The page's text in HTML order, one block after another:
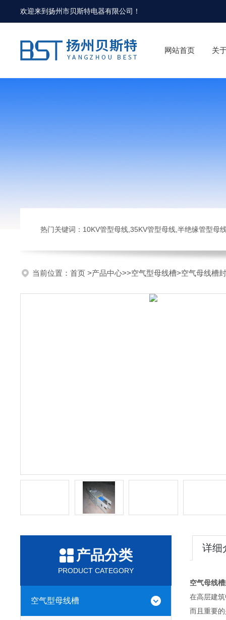
欢迎来到扬州市贝斯特电器有限公司 ！
网站首页 关
热门关键词：10KV管型母线,35KV管型母线,半绝缘管型母
当前位置： 首页 >产品中心>>空气型母线槽>空气母线槽
产品分类
PRODUCT CATEGORY
空气型母线槽
详细
空气母线
在高层建
而且重要